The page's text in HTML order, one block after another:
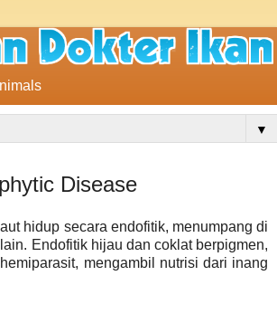
▼
Disease
hidup secara endofitik, menumpang di
Endofitik hijau dan coklat berpigmen,
mengambil nutrisi dari inang